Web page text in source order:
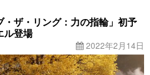
ザ・リング：力の指輪」初予
ル登場
2022年2月14日